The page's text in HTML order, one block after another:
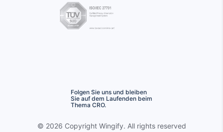
Folgen Sie uns und bleiben
Sie auf dem Laufenden beim
Thema CRO.
© 2026 Copyright Wingify. All rights reserved